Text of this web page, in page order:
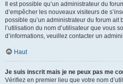
Il est possible qu’un administrateur du
d’empêcher les nouveaux visiteurs de
possible qu’un administrateur du forum ait
l’utilisation du nom d’utilisateur que vous
d’informations, veuillez contacter un
Haut
Je suis inscrit mais je ne peux pas me
Vérifiez en premier lieu que votre nom